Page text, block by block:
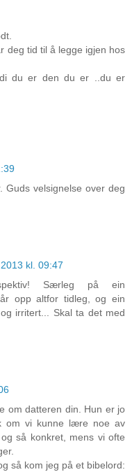
deg tid til å legge igjen hos
du er den du er ..du er
Guds velsignelse over deg
kl. 09:47
Særleg på ein
opp altfor tidleg, og ein
irritert... Skal ta det med
om datteren din. Hun er jo
om vi kunne lære noe av
så konkret, mens vi ofte
så kom jeg på et bibelord: